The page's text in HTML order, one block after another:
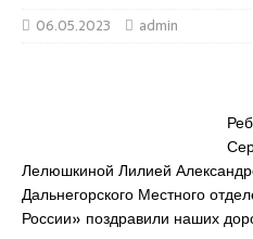
06.05.2023 admin
Лелюшкиной Лилией
Дальнегорского Местного
России» поздравили наших